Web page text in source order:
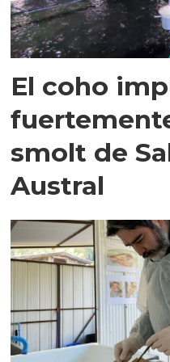
El coho
smolt de
Austral